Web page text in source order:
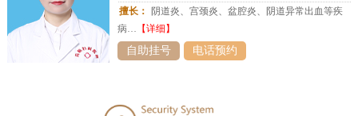
擅长：
阴道炎、宫颈炎、盆腔炎、阴道异常出血等疾
病… 【详细】
自助挂号 电话预约